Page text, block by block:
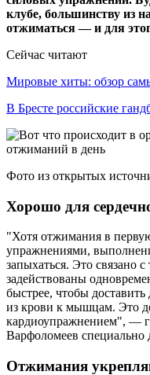
клубе, большинству из
отжиматься — и для
Сейчас читают
Мировые хиты: обзор
В Бресте российские
Фото из открытых
Хорошо для
"Хотя отжимания в
упражнениями,
запыхаться. Это связано
задействованы
быстрее, чтобы доставить
из крови к мышцам. Это
кардиоупражнением", —
Варфоломеев
Отжимания